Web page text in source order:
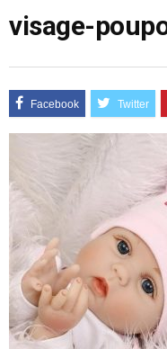
visage-